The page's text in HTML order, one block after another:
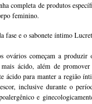
completa de produtos
feminino.
fase e o sabonete íntimo
ovários começam a produzir
ácido, além de promover
ácido para manter a região
inclusive durante o
e